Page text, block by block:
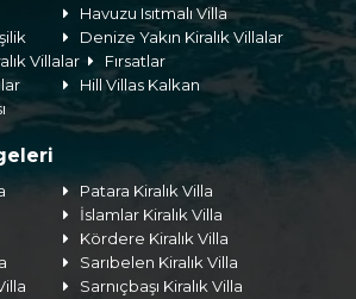
Havuzu Isıtmalı Villa
Denize Yakın Kiralık Villalar
Villalar
Fırsatlar
Hill Villas Kalkan
Patara Kiralık Villa
İslamlar Kiralık Villa
Kördere Kiralık Villa
Sarıbelen Kiralık Villa
Sarnıçbaşı Kiralık Villa